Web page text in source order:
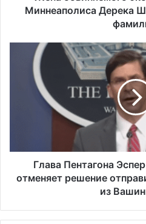
фамилию
Миннеаполиса Дерека
Пентагона
Эспер
отправить
войск
Вашингтона
Глава Пентагона
отменяет решение
из